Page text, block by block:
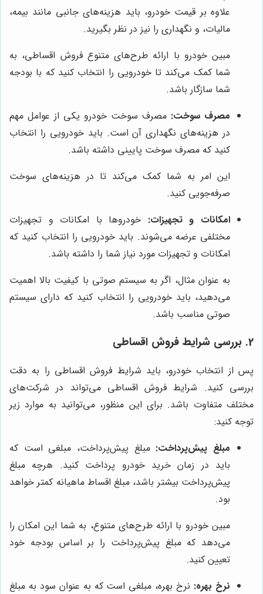
علاوه بر قیمت خودرو، باید هزینه‌های جانبی مانند بیمه،
مالیات، و نگهداری را نیز در نظر بگیرید.
مبین خودرو با ارائه طرح‌های متنوع فروش اقساطی، به
شما کمک می‌کند تا خودرویی را انتخاب کنید که با بودجه
شما سازگار باشد.
مصرف سوخت: مصرف سوخت خودرو یکی از عوامل مهم
در هزینه‌های نگهداری آن است. باید خودرویی را انتخاب
کنید که مصرف سوخت پایینی داشته باشد.
این امر به شما کمک می‌کند تا در هزینه‌های سوخت
صرفه‌جویی کنید.
امکانات و تجهیزات: خودروها با امکانات و تجهیزات
مختلفی عرضه می‌شوند. باید خودرویی را انتخاب کنید که
امکانات و تجهیزات مورد نیاز شما را داشته باشد.
به عنوان مثال، اگر به سیستم صوتی با کیفیت بالا اهمیت
می‌دهید، باید خودرویی را انتخاب کنید که دارای سیستم
صوتی مناسب باشد.
2. بررسی شرایط فروش اقساطی
پس از انتخاب خودرو، باید شرایط فروش اقساطی را به دقت
بررسی کنید. شرایط فروش اقساطی می‌تواند در شرکت‌های
مختلف متفاوت باشد. برای این منظور، می‌توانید به موارد زیر
توجه کنید:
مبلغ پیش‌پرداخت: مبلغ پیش‌پرداخت، مبلغی است که
باید در زمان خرید خودرو پرداخت کنید. هرچه مبلغ
پیش‌پرداخت بیشتر باشد، مبلغ اقساط ماهیانه کمتر خواهد
بود.
مبین خودرو با ارائه طرح‌های متنوع، به شما این امکان را
می‌دهد که مبلغ پیش‌پرداخت را بر اساس بودجه خود
تعیین کنید.
نرخ بهره: نرخ بهره، مبلغی است که به عنوان سود به مبلغ